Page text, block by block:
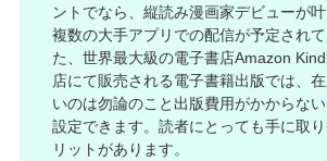
ントでなら、縦読み漫画家デビューが叶
複数の大手アプリでの配信が予定され
た、世界最大級の電子書店Amazon
店にて販売される電子書籍出版では、
いのは勿論のこと出版費用がかからな
設定できます。読者にとっても手に取
リットがあります。